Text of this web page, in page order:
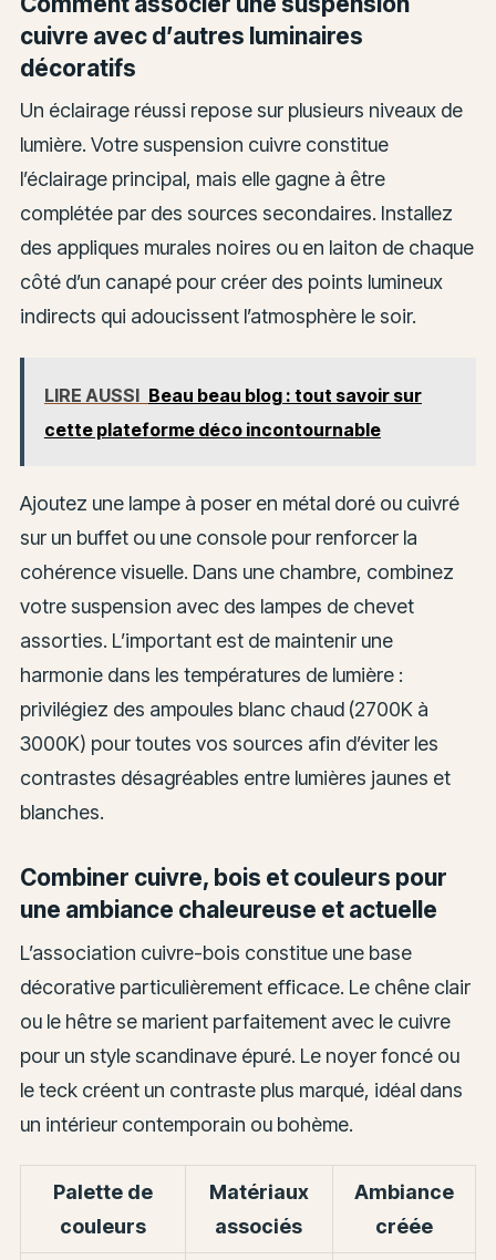
cuivre avec d’autres luminaires
décoratifs
Un éclairage réussi repose sur plusieurs niveaux de
lumière. Votre suspension cuivre constitue
l’éclairage principal, mais elle gagne à être
complétée par des sources secondaires. Installez
des appliques murales noires ou en laiton de chaque
côté d’un canapé pour créer des points lumineux
indirects qui adoucissent l’atmosphère le soir.
LIRE AUSSI Beau beau blog : tout savoir sur
cette plateforme déco incontournable
Ajoutez une lampe à poser en métal doré ou cuivré
sur un buffet ou une console pour renforcer la
cohérence visuelle. Dans une chambre, combinez
votre suspension avec des lampes de chevet
assorties. L’important est de maintenir une
harmonie dans les températures de lumière :
privilégiez des ampoules blanc chaud (2700K à
3000K) pour toutes vos sources afin d’éviter les
contrastes désagréables entre lumières jaunes et
blanches.
Combiner cuivre, bois et couleurs pour
une ambiance chaleureuse et actuelle
L’association cuivre-bois constitue une base
décorative particulièrement efficace. Le chêne clair
ou le hêtre se marient parfaitement avec le cuivre
pour un style scandinave épuré. Le noyer foncé ou
le teck créent un contraste plus marqué, idéal dans
un intérieur contemporain ou bohème.
Palette de
couleurs
Matériaux
associés
Ambiance
créée